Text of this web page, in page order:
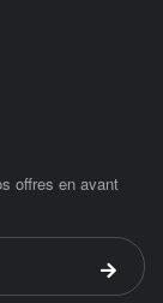
offres en avant
Valider